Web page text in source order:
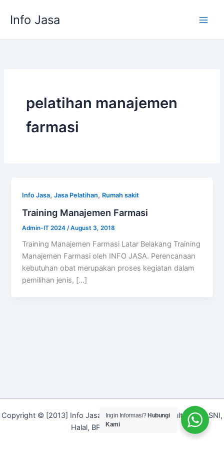
Info Jasa
pelatihan manajemen
farmasi
Info Jasa,Jasa Pelatihan, Rumah sakit
Training Manajemen Farmasi
Admin-IT 2024 /August 3, 2018
Training Manajemen Farmasi Latar Belakang Training
Manajemen Farmasi oleh INFO JASA. Perencanaan
kebutuhan obat merupakan proses kegiatan dalam
pemilihan jenis, […]
Copyright © [2013] Info Jasa | Layanan Jasa Konsultan ISO, SNI,
Halal, BPOM dan Merek]
Ingin Informasi? Hubungi
Kami